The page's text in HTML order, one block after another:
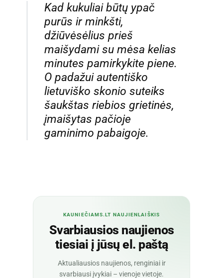
Kad kukuliai būtų ypač
purūs ir minkšti,
džiūvėsėlius prieš
maišydami su mėsa kelias
minutes pamirkykite piene.
O padažui autentiško
lietuviško skonio suteiks
šaukštas riebios grietinės,
įmaišytas pačioje
gaminimo pabaigoje.
KAUNIEČIAMS.LT NAUJIENLAIŠKIS
Svarbiausios naujienos
tiesiai į jūsų el. paštą
Aktualiausios naujienos, renginiai ir
svarbiausi įvykiai – vienoje vietoje.